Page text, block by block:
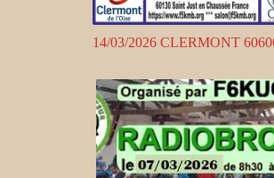
14/03/2026 CLERMONT